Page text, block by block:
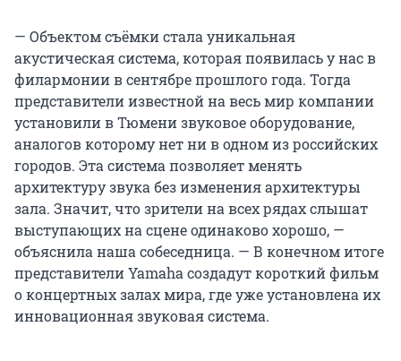
— Объектом съёмки стала уникальная
акустическая система, которая появилась у нас в
филармонии в сентябре прошлого года. Тогда
представители известной на весь мир компании
установили в Тюмени звуковое оборудование,
аналогов которому нет ни в одном из российских
городов. Эта система позволяет менять
архитектуру звука без изменения архитектуры
зала. Значит, что зрители на всех рядах слышат
выступающих на сцене одинаково хорошо, —
объяснила наша собеседница. — В конечном итоге
представители Yamaha создадут короткий фильм
о концертных залах мира, где уже установлена их
инновационная звуковая система.